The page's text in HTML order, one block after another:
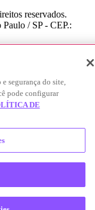
reservados.
/ SP - CEP.:
segurança do site,
pode configurar
DE